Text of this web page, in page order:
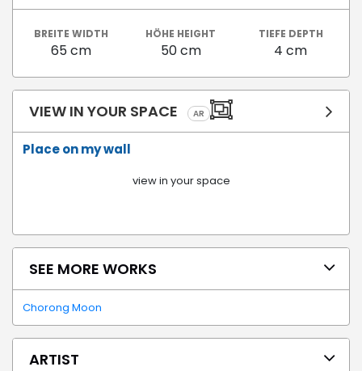
BREITE WIDTH
65 cm
HÖHE HEIGHT
50 cm
TIEFE DEPTH
4 cm
VIEW IN YOUR SPACE AR
Place on my wall
view in your space
SEE MORE WORKS
Chorong Moon
ARTIST